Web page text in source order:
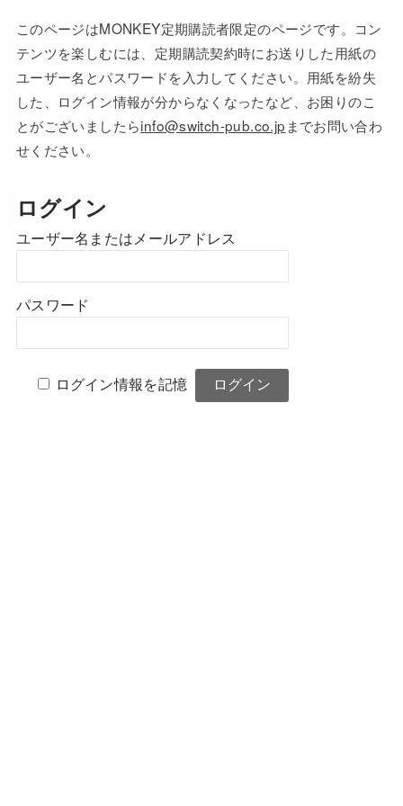
このページはMONKEY定期購読者限定のページです。コン
テンツを楽しむには、定期購読契約時にお送りした用紙の
ユーザー名とパスワードを入力してください。用紙を紛失
した、ログイン情報が分からなくなったなど、お困りのこ
とがございましたらinfo@switch-pub.co.jp までお問い合わ
せください。
ログイン
ユーザー名またはメールアドレス
パスワード
ログイン情報を記憶